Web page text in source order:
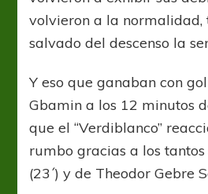
volvieron a la normalidad,
salvado del descenso la
Y eso que ganaban con
Gbamin a los 12 minutos
que el “Verdiblanco”
rumbo gracias a los
(23´) y de Theodor Gebre